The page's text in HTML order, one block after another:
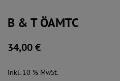
B & T ÖAMTC
34,00€
inkl. 10 % MwSt.